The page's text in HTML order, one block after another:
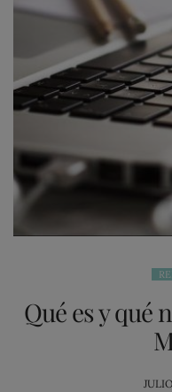
Qué es y qué